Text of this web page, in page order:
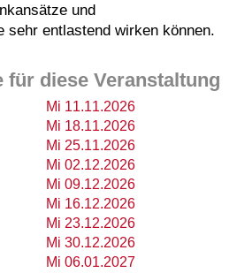
und
sehr entlastend wirken können.
für diese Veranstaltung
Mi 11.11.2026
Mi 18.11.2026
Mi 25.11.2026
Mi 02.12.2026
Mi 09.12.2026
Mi 16.12.2026
Mi 23.12.2026
Mi 30.12.2026
Mi 06.01.2027